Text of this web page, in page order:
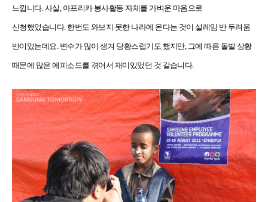
느낍니다. 사실, 아프리카 봉사활동 자체를 가벼운 마음으로
신청했었습니다. 한번도 와보지 못한 나라에 온다는 것이 설레임 반 두려움
반이었는데요. 변수가 많이 생겨 당황스럽기도 했지만, 그에 따른 돌발 상황
때문에 많은 에피소드를 겪어서 재미있었던 것 같습니다.